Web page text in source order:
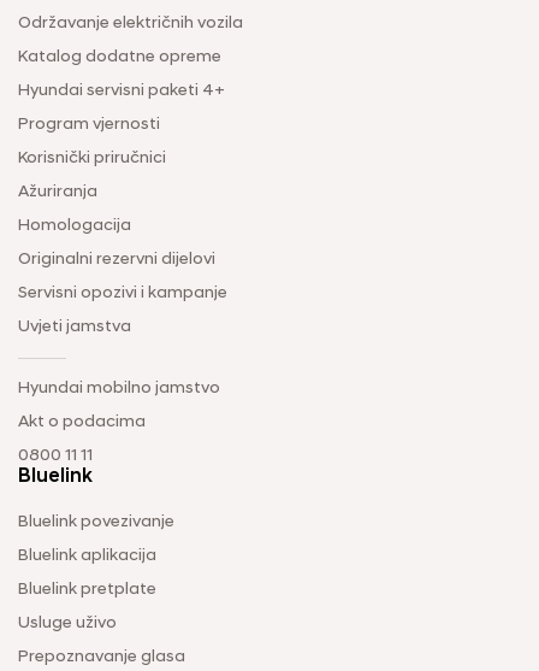
Održavanje električnih vozila
Katalog dodatne opreme
Hyundai servisni paketi 4+
Program vjernosti
Korisnički priručnici
Ažuriranja
Homologacija
Originalni rezervni dijelovi
Servisni opozivi i kampanje
Uvjeti jamstva
Hyundai mobilno jamstvo
Akt o podacima
0800 11 11
Bluelink
Bluelink povezivanje
Bluelink aplikacija
Bluelink pretplate
Usluge uživo
Prepoznavanje glasa